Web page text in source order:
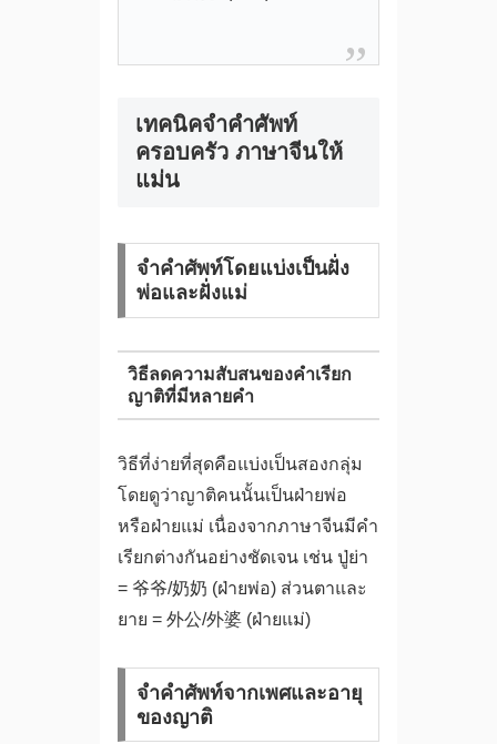
เทคนิคจำคำศัพท์
ครอบครัว ภาษาจีนให้
แม่น
จำคำศัพท์โดยแบ่งเป็นฝั่ง
พ่อและฝั่งแม่
วิธีลดความสับสนของคำเรียก
ญาติที่มีหลายคำ
วิธีที่ง่ายที่สุดคือแบ่งเป็นสองกลุ่ม
โดยดูว่าญาติคนนั้นเป็นฝ่ายพ่อ
หรือฝ่ายแม่ เนื่องจากภาษาจีนมีคำ
เรียกต่างกันอย่างชัดเจน เช่น ปู่ย่า
= 爷爷/奶奶 (ฝ่ายพ่อ) ส่วนตาและ
ยาย = 外公/外婆 (ฝ่ายแม่)
จำคำศัพท์จากเพศและอายุ
ของญาติ